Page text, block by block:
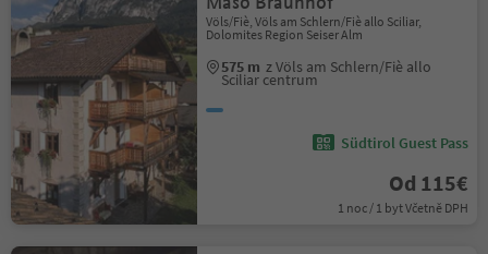
Völs/Fiè, Völs am Schlern/Fiè allo Sciliar,
Dolomites Region Seiser Alm
575 m z Völs am Schlern/Fiè allo
Sciliar centrum
Südtirol Guest Pass
Od 115€
1 noc / 1 byt Včetně DPH